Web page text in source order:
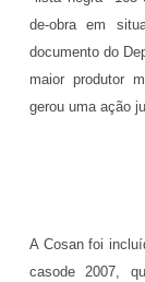
de-obra em
documento do
maior produtor
gerou uma ação
A Cosan foi
casode 2007,